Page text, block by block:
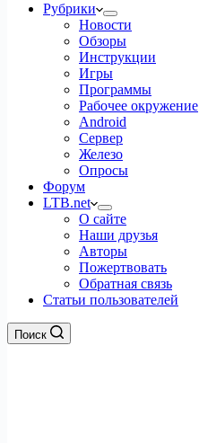
Рубрики
Новости
Обзоры
Инструкции
Игры
Программы
Рабочее окружение
Android
Сервер
Железо
Опросы
Форум
LTB.net
О сайте
Наши друзья
Авторы
Пожертвовать
Обратная связь
Статьи пользователей
Поиск